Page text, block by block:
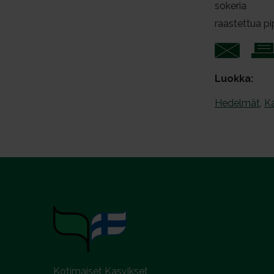
sokeria
raastettua
Luokka:
Hedelmät,
Kotimaiset Kasvikset